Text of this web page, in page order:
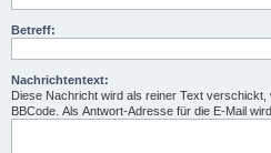
Betreff:
Nachrichtentext:
Diese Nachricht wird als reiner Text
BBCode. Als Antwort-Adresse für die E-Mail